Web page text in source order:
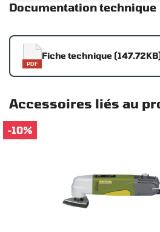
Documentation technique
PDF
Fiche technique
Accessoires liés au
-10%